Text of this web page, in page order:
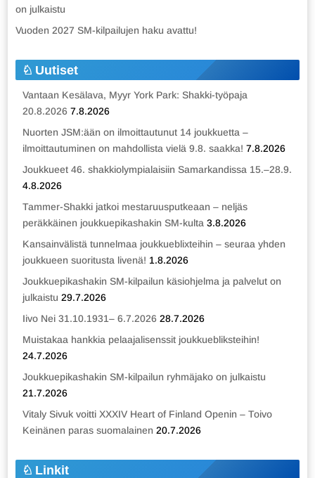
on julkaistu
Vuoden 2027 SM-kilpailujen haku avattu!
Uutiset
Vantaan Kesälava, Myyr York Park: Shakki-työpaja
20.8.2026 7.8.2026
Nuorten JSM:ään on ilmoittautunut 14 joukkuetta –
ilmoittautuminen on mahdollista vielä 9.8. saakka! 7.8.2026
Joukkueet 46. shakkiolympialaisiin Samarkandissa 15.–28.9.
4.8.2026
Tammer-Shakki jatkoi mestaruusputkeaan – neljäs
peräkkäinen joukkuepikashakin SM-kulta 3.8.2026
Kansainvälistä tunnelmaa joukkueblixteihin – seuraa yhden
joukkueen suoritusta livenä! 1.8.2026
Joukkuepikashakin SM-kilpailun käsiohjelma ja palvelut on
julkaistu 29.7.2026
Iivo Nei 31.10.1931– 6.7.2026 28.7.2026
Muistakaa hankkia pelaajalisenssit joukkuebliksteihin!
24.7.2026
Joukkuepikashakin SM-kilpailun ryhmäjako on julkaistu
21.7.2026
Vitaly Sivuk voitti XXXIV Heart of Finland Openin – Toivo
Keinänen paras suomalainen 20.7.2026
Linkit